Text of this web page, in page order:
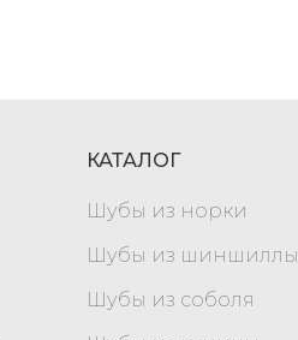
КАТАЛОГ
Шубы из норки
Шубы из шиншиллы
Шубы из соболя